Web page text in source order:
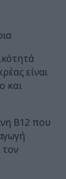
είναι
και
Β12 που
τον